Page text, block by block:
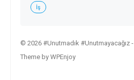
İş
© 2026 #Unutmadık #Unutmayacağız -
Theme by WPEnjoy